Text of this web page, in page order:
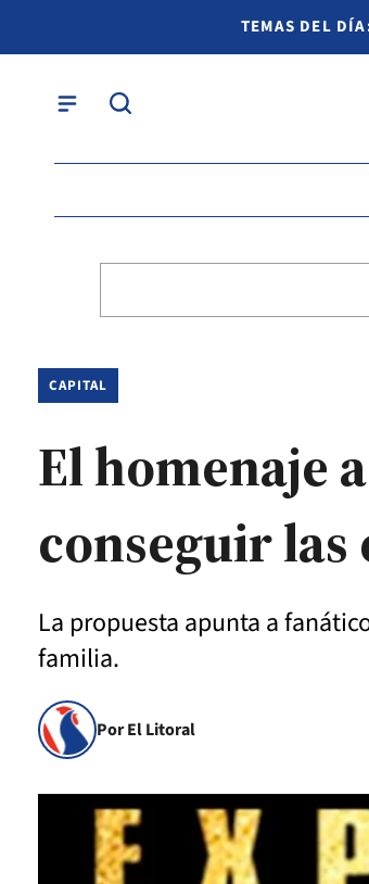
TEMAS DEL
CAPITAL
El homenaje
conseguir las
La propuesta apunta a
familia.
Por El Litoral